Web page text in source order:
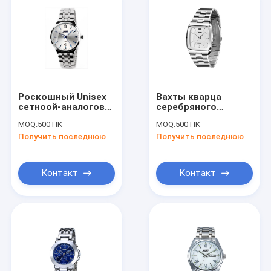
Продукты
О нас
Роскошный Unisex
сетноой-аналогов
Wristwatch дела
движения Японии
MOQ:500 ПК
Контакт
Вахты кварца
серебряного
планки сетноые-
аналогов,
MOQ:500 ПК
Контакт